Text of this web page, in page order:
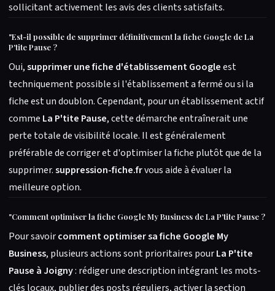
sollicitant activement les avis des clients satisfaits.
"Est-il possible de supprimer définitivement la fiche Google de La
P'tite Pause ?
Oui,supprimer une fiche d'établissement Googleest
techniquement possible si l'établissement a fermé ou si la
fiche est un doublon. Cependant, pour un établissement actif
comme La P'tite Pause, cette démarche entraînerait une
perte totale de visibilité locale. Il est généralement
préférable de corriger et d'optimiser la fiche plutôt que de la
supprimer.suppression-fiche.frvous aide à évaluer la
meilleure option.
"Comment optimiser la fiche Google My Business de La P'tite Pause ?
Pour savoircomment optimiser sa fiche Google My
Business, plusieurs actions sont prioritaires pourLa P'tite
Pause à Joigny: rédiger une description intégrant les mots-
clés locaux, publier des posts réguliers, activer la section